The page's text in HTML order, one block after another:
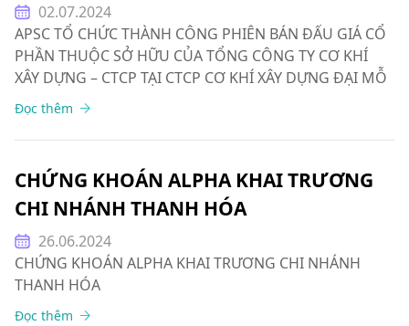
02.07.2024
APSC TỔ CHỨC THÀNH CÔNG PHIÊN BÁN ĐẤU GIÁ CỔ
PHẦN THUỘC SỞ HỮU CỦA TỔNG CÔNG TY CƠ KHÍ
XÂY DỰNG – CTCP TẠI CTCP CƠ KHÍ XÂY DỰNG ĐẠI MỖ
Đọc thêm
CHỨNG KHOÁN ALPHA KHAI TRƯƠNG
CHI NHÁNH THANH HÓA
26.06.2024
CHỨNG KHOÁN ALPHA KHAI TRƯƠNG CHI NHÁNH
THANH HÓA
Đọc thêm